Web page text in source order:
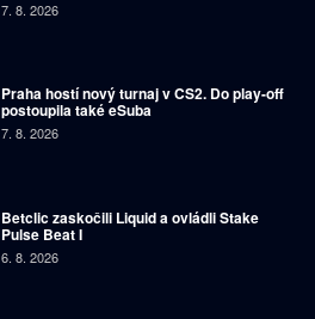
7. 8. 2026
Praha hostí nový turnaj v CS2. Do play-off
postoupila také eSuba
7. 8. 2026
Betclic zaskočili Liquid a ovládli Stake
Pulse Beat I
6. 8. 2026